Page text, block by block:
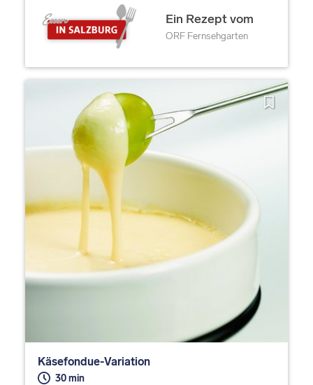
Ein Rezept vom
ORF Fernsehgarten
Käsefondue-Variation
30 min